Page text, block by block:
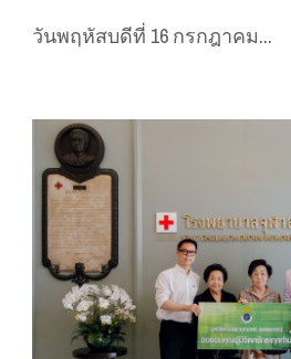
วันพฤหัสบดีที่ 16 กรกฎาคม...